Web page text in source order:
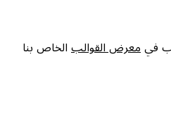
معرض القوالب الخاص بنا